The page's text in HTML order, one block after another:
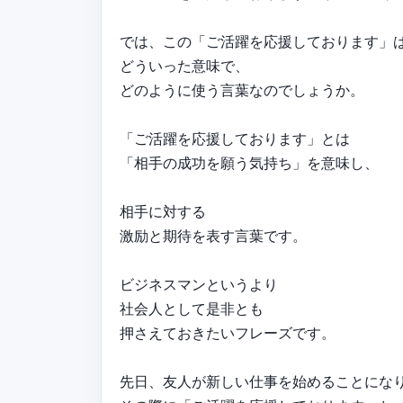
では、この「ご活躍を応援しております」
どういった意味で、
どのように使う言葉なのでしょうか。
「ご活躍を応援しております」とは
「相手の成功を願う気持ち」を意味し、
相手に対する
激励と期待を表す言葉です。
ビジネスマンというより
社会人として是非とも
押さえておきたいフレーズです。
先日、友人が新しい仕事を始めることにな